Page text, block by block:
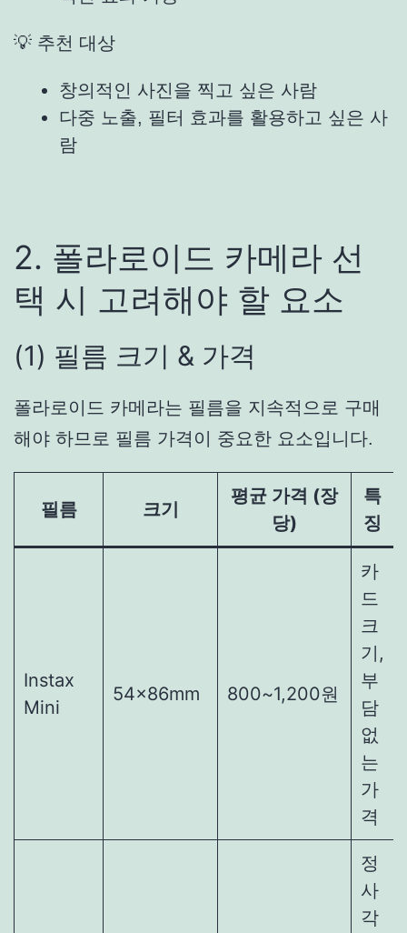
💡 추천 대상
창의적인 사진을 찍고 싶은 사람
다중 노출, 필터 효과를 활용하고 싶은 사
람
2. 폴라로이드 카메라 선
택 시 고려해야 할 요소
(1) 필름 크기 & 가격
폴라로이드 카메라는 필름을 지속적으로 구매
해야 하므로 필름 가격이 중요한 요소입니다.
필름 크기
평균 가격 (장
당)
특
징
Instax
Mini
54×86mm 800~1,200원
카
드
크
기,
부
담
없
는
가
격
정
사
각